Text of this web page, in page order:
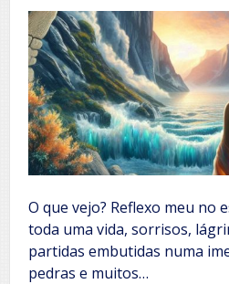
O que vejo? Reflexo meu no
toda uma vida, sorrisos,
partidas embutidas numa
pedras e muitos…